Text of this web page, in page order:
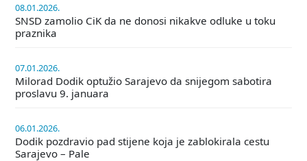
08.01.2026.
SNSD zamolio CiK da ne donosi nikakve odluke u toku
praznika
07.01.2026.
Milorad Dodik optužio Sarajevo da snijegom sabotira
proslavu 9. januara
06.01.2026.
Dodik pozdravio pad stijene koja je zablokirala cestu
Sarajevo – Pale